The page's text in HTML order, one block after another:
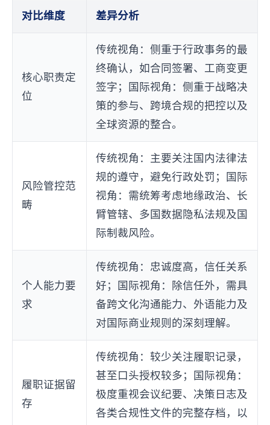
对比维度 差异分析
核心职责定
位
传统视角：侧重于行政事务的最
终确认，如合同签署、工商变更
签字；国际视角：侧重于战略决
策的参与、跨境合规的把控以及
全球资源的整合。
风险管控范
畴
传统视角：主要关注国内法律法
规的遵守，避免行政处罚；国际
视角：需统筹考虑地缘政治、长
臂管辖、多国数据隐私法规及国
际制裁风险。
个人能力要
求
传统视角：忠诚度高，信任关系
好；国际视角：除信任外，需具
备跨文化沟通能力、外语能力及
对国际商业规则的深刻理解。
履职证据留
存
传统视角：较少关注履职记录，
甚至口头授权较多；国际视角：
极度重视会议纪要、决策日志及
各类合规性文件的完整存档，以